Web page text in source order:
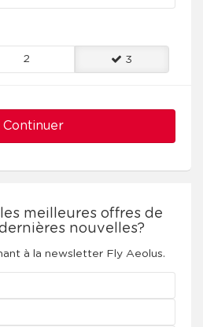
2 3
Continuer
meilleures offres de
nouvelles?
à la newsletter Fly Aeolus.